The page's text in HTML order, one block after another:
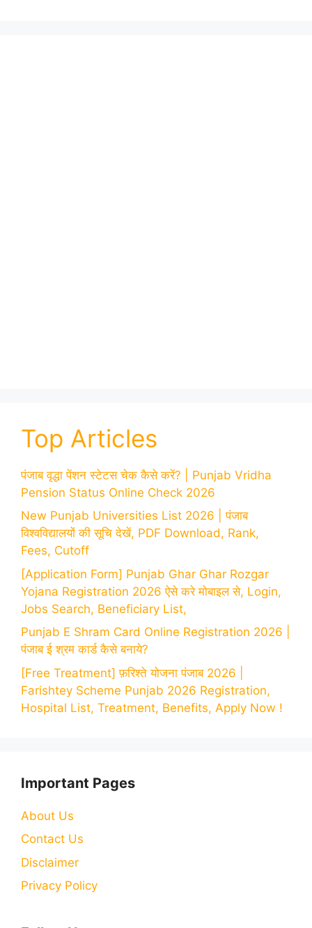
Top Articles
पंजाब वृद्धा पेंशन स्टेटस चेक कैसे करें? | Punjab Vridha
Pension Status Online Check 2026
New Punjab Universities List 2026 | पंजाब
विश्वविद्यालयों की सूचि देखें, PDF Download, Rank,
Fees, Cutoff
[Application Form] Punjab Ghar Ghar Rozgar
Yojana Registration 2026 ऐसे करे मोबाइल से, Login,
Jobs Search, Beneficiary List,
Punjab E Shram Card Online Registration 2026 |
पंजाब ई श्रम कार्ड कैसे बनाये?
[Free Treatment] फ़रिश्ते योजना पंजाब 2026 |
Farishtey Scheme Punjab 2026 Registration,
Hospital List, Treatment, Benefits, Apply Now !
Important Pages
About Us
Contact Us
Disclaimer
Privacy Policy